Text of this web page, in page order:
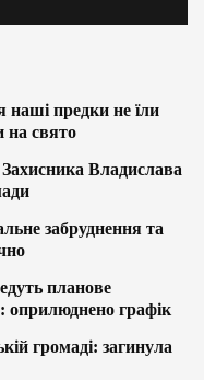
предки не їли
на свято
Владислава
забруднення та
планове
оприлюднено графік
громаді: загинула